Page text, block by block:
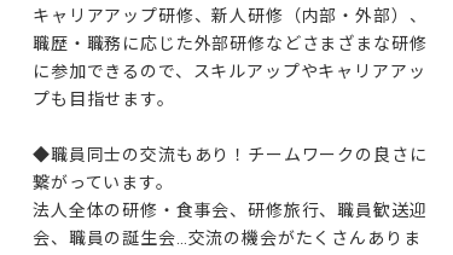
キャリアアップ研修、新人研修（内部・外部）、
職歴・職務に応じた外部研修などさまざまな研修
に参加できるので、スキルアップやキャリアアッ
プも目指せます。
◆職員同士の交流もあり！チームワークの良さに
繋がっています。
法人全体の研修・食事会、研修旅行、職員歓送迎
会、職員の誕生会…交流の機会がたくさんありま